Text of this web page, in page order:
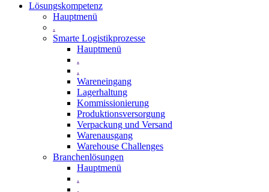
Lösungskompetenz
Hauptmenü
.
Smarte Logistikprozesse
Hauptmenü
.
.
Wareneingang
Lagerhaltung
Kommissionierung
Produktionsversorgung
Verpackung und Versand
Warenausgang
Warehouse Challenges
Branchenlösungen
Hauptmenü
.
.